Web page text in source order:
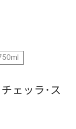
ェッラ･ス